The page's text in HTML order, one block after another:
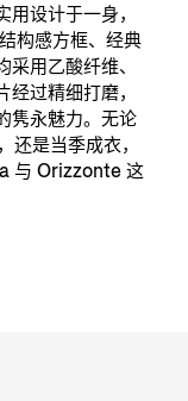
设计于一身，
构感方框、经典
用乙酸纤维、
过精细打磨，
隽永魅力。无论
是当季成衣，
与 Orizzonte 这